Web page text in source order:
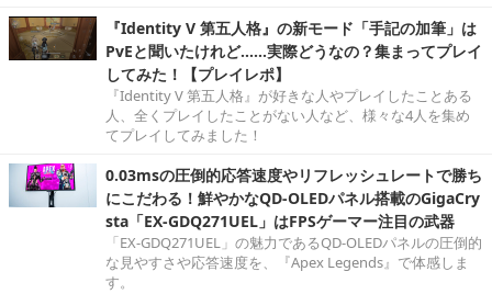
『Identity V 第五人格』の新モード「手記の加筆」は
PvEと聞いたけれど……実際どうなの？集まってプレイ
してみた！【プレイレポ】
『Identity V 第五人格』が好きな人やプレイしたことある
人、全くプレイしたことがない人など、様々な4人を集め
てプレイしてみました！
0.03msの圧倒的応答速度やリフレッシュレートで勝ち
にこだわる！鮮やかなQD-OLEDパネル搭載のGigaCry
sta「EX-GDQ271UEL」はFPSゲーマー注目の武器
「EX-GDQ271UEL」の魅力であるQD-OLEDパネルの圧倒的
な見やすさや応答速度を、『Apex Legends』で体感しま
す。